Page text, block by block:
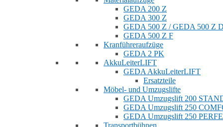
GEDA 200 Z
GEDA 300 Z
GEDA 500 Z / GEDA 500 Z
GEDA 500 Z F
Kranführeraufzüge
GEDA 2 PK
AkkuLeiterLIFT
GEDA AkkuLeiterLIFT
Ersatzteile
Möbel- und Umzugslifte
GEDA Umzugslift 200
GEDA Umzugslift 250
GEDA Umzugslift 250
Transportbühnen